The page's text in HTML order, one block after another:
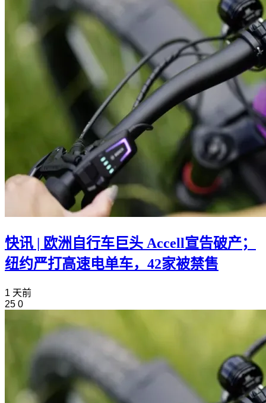
快讯 | 欧洲自行车巨头 Accell宣告破产；
纽约严打高速电单车，42家被禁售
1 天前
25 0